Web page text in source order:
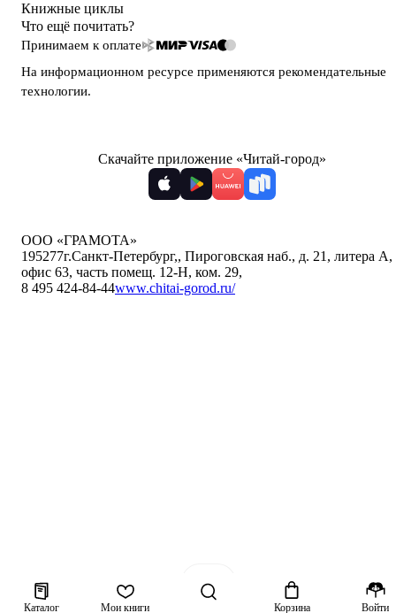
Каталог Мои книги Корзина Войти
Книжные циклы
Что ещё почитать?
Принимаем к оплате
На информационном ресурсе применяются рекомендательные
технологии.
Скачайте приложение «Читай-город»
ООО «ГРАМОТА»
195277г.Санкт-Петербург,, Пироговская наб., д. 21, литера А,
офис 63, часть помещ. 12-Н, ком. 29,
8 495 424-84-44www.chitai-gorod.ru/